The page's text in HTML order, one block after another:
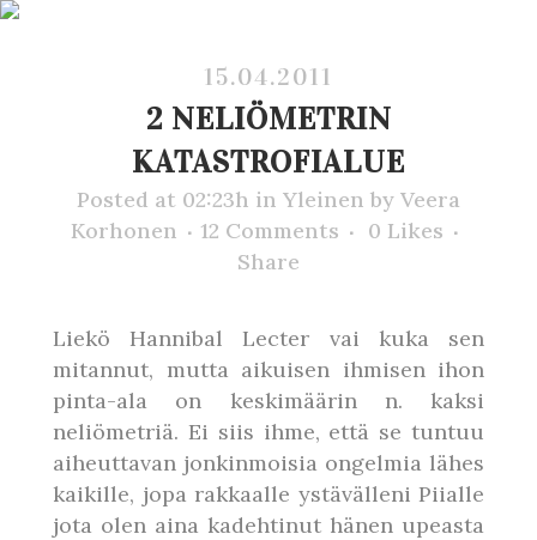
15.04.2011
2 NELIÖMETRIN
KATASTROFIALUE
Posted at 02:23h in Yleinen by Veera
Korhonen
12 Comments 0 Likes
Share
Liekö Hannibal Lecter vai kuka sen
mitannut, mutta aikuisen ihmisen ihon
pinta-ala on keskimäärin n. kaksi
neliömetriä. Ei siis ihme, että se tuntuu
aiheuttavan jonkinmoisia ongelmia lähes
kaikille, jopa rakkaalle ystävälleni Piialle
jota olen aina kadehtinut hänen upeasta